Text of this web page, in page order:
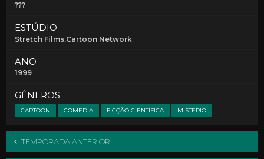
???
ESTÚDIO
Stretch Films,Cartoon Network
ANO
1999
GÊNEROS
CARTOON COMÉDIA FICÇÃO CIENTÍFICA MISTÉRIO
TEMPORADA ANTERIOR